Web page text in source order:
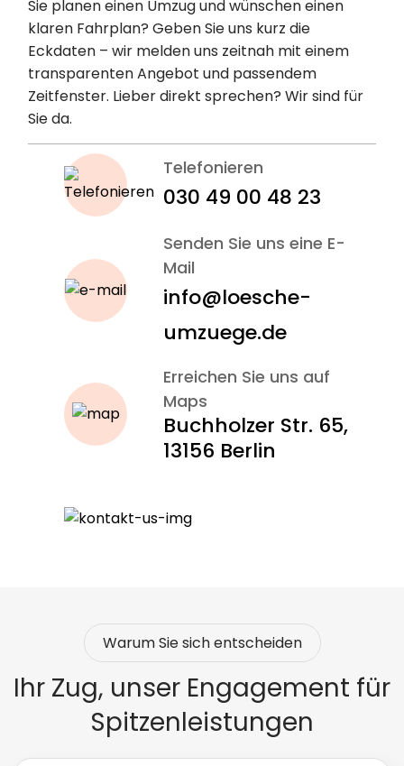
reibungslosen Ablauf. Gerade im Ausland ist ein
sauberer Schnitt bei der Krankenversicherung
entscheidend für spätere Ansprüche oder
Rückkehrmöglichkeiten.
Antrag richtig stellen – So hilft
Ihnen Lösche Umzüge
Ein Antrag auf Umzugskosten muss sauber
alle Nachweise, helfen beim Ausfüllen und sorgen
dafür, dass kein Detail übersehen wird.
Attest, Pflegegradbescheid und
Kostenvoranschlag vorab einreichen
Antrag klar und nachvollziehbar begründen
Wir übernehmen auf Wunsch auch die
Kommunikation mit der Kasse
Umzug ein Stück leichter wird.
Sie planen einen Umzug und wünschen einen
klaren Fahrplan? Geben Sie uns kurz die
Eckdaten – wir melden uns zeitnah mit einem
transparenten Angebot und passendem
Zeitfenster. Lieber direkt sprechen? Wir sind für
Sie da.
Telefonieren
030 49 00 48 23
Senden Sie uns eine E-
Mail
info@loesche-
umzuege.de
Erreichen Sie uns auf
Maps
Buchholzer Str. 65,
13156 Berlin
Warum Sie sich entscheiden
Ihr Zug, unser Engagement für
Spitzenleistungen